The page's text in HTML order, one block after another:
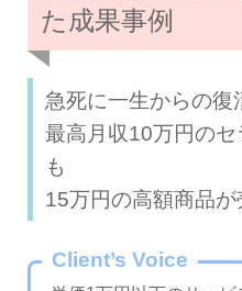
た成果事例
急死に一生からの復
最高月収10万円の
も
15万円の高額商品
Client’s Voice